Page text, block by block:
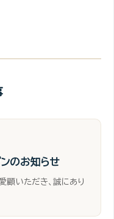
のお知らせ
顧いただき、誠にあり